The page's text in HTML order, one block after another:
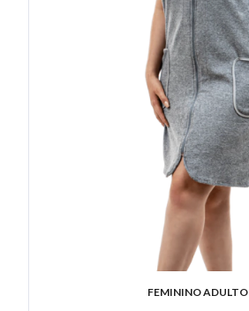
FEMININO ADULTO